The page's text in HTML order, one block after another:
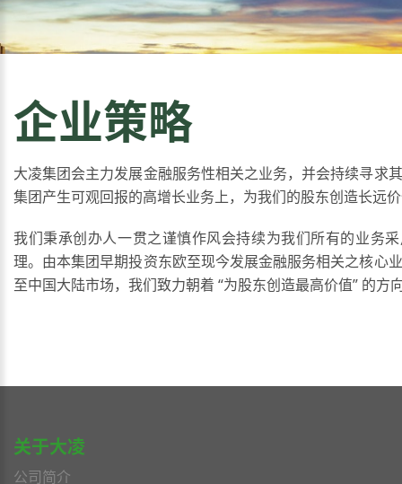
企业策略
大凌集团会主力发展金融服务性相关之业务，并会持续寻求
集团产生可观回报的高增长业务上，为我们的股东创造长远
我们秉承创办人一贯之谨慎作风会持续为我们所有的业务
理。由本集团早期投资东欧至现今发展金融服务相关之核心
至中国大陆市场，我们致力朝着 “为股东创造最高价值” 的方
关于大凌
公司简介